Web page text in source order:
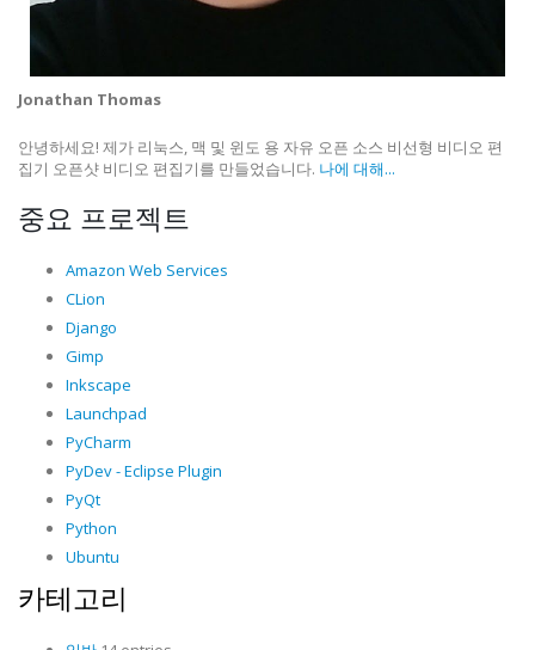
Jonathan Thomas
안녕하세요! 제가 리눅스, 맥 및 윈도 용 자유 오픈 소스 비선형 비디오 편
집기 오픈샷 비디오 편집기를 만들었습니다. 나에 대해...
중요 프로젝트
Amazon Web Services
CLion
Django
Gimp
Inkscape
Launchpad
PyCharm
PyDev - Eclipse Plugin
PyQt
Python
Ubuntu
카테고리